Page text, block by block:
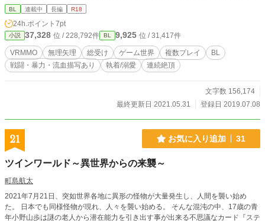
り、普通にゲームで遊びたいだけなのに全然できない。淫らな生活はゲーム内の
みならず、現実世界にまで及び……。 日常とゲーム世界を行ったり来たりしな
がら、あちこちで襲われてる受の物語
BL 連載中 長編 R18
24h.ポイント 7pt
小説 37,328 位 / 228,792件 BL 9,925 位 / 31,417件
VRMMO 無理矢理 総受け ゲーム世界 複数プレイ
BL
戦闘・暴力・流血描写あり
執着/溺愛 連続絶頂
文字数 156,174
最終更新日 2021.05.31
登録日 2019.07.08
21 お気に入り追加 31
ツインワールド～異世界からの来襲～
町島航太
2021年7月21日、突如世界各地に異形の怪物が大量発生し、人間を襲い始め
た。 日本でも同様怪物が現れ、人々を襲い始める。 そんな混沌の中、17歳の青
年小野山歩は謎の老人から潜在能力を引き出す事が出来る不思議なカード『ステ